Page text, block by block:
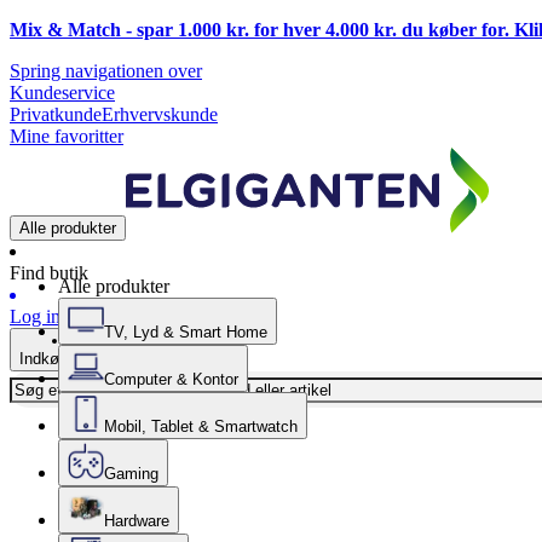
Mix & Match - spar 1.000 kr. for hver 4.000 kr. du køber for.
Spring navigationen over
Kundeservice
PrivatkundeErhvervskunde
Mine favoritter
Alle produkter
Find butik
Log ind
Indkøbskurv
Alle produkter
TV, Lyd & Smart Home
Computer & Kontor
Mobil, Tablet & Smartwatch
Gaming
Hardware